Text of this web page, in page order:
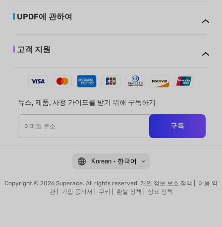
UPDF에 관하여
고객 지원
뉴스, 제품, 사용 가이드를 받기 위해 구독하기
구독
Korean - 한국어
Copyright © 2026 Superace. All rights reserved. 개인 정보 보호 정책
이용 약
관| 가입 동의서 쿠키 환불 정책 상표 정책